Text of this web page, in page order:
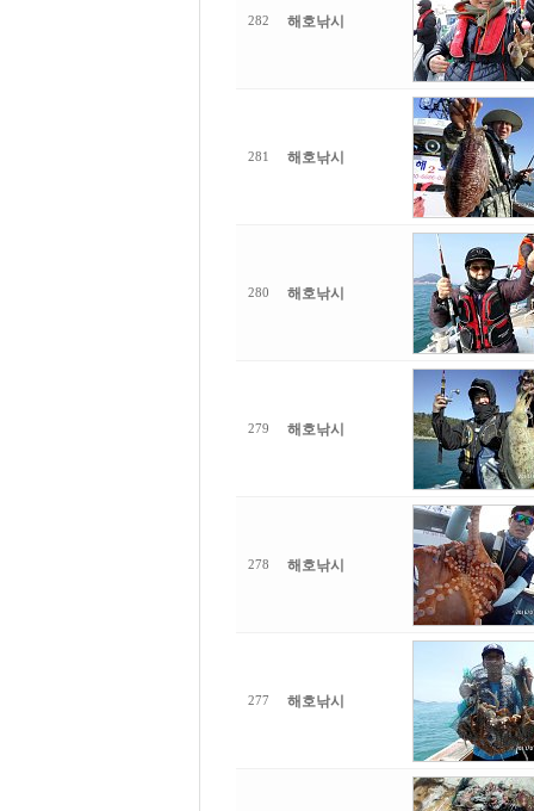
282 해호낚시
281 해호낚시
280 해호낚시
279 해호낚시
278 해호낚시
277 해호낚시